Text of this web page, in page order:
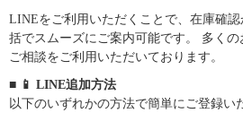
LINEをご利用いただくことで、在庫確
括でスムーズにご案内可能です。 多く
ご相談をご利用いただいております。
■ 📱 LINE追加方法
以下のいずれかの方法で簡単にご登録い